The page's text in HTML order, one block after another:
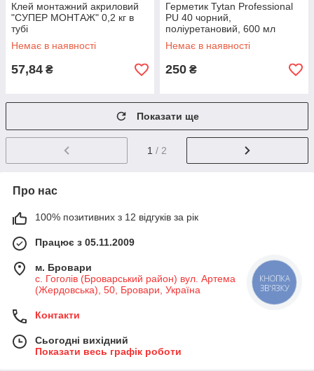
Клей монтажний акриловий
"СУПЕР МОНТАЖ" 0,2 кг в
тубі
Немає в наявності
57,84 ₴
Герметик Tytan Professional
PU 40 чорний,
поліуретановий, 600 мл
Немає в наявності
250 ₴
Показати ще
1 / 2
Про нас
100% позитивних з 12 відгуків за рік
Працює з 05.11.2009
м. Бровари
с. Гоголів (Броварський район) вул. Артема
(Жердовська), 50, Бровари, Україна
Контакти
Сьогодні вихідний
Показати весь графік роботи
КНОПКА
ЗВ'ЯЗКУ